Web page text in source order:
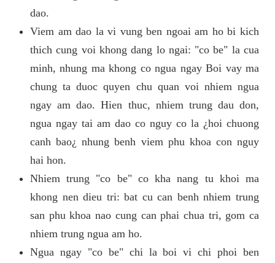
dao.
Viem am dao la vi vung ben ngoai am ho bi kich
thich cung voi khong dang lo ngai: "co be" la cua
minh, nhung ma khong co ngua ngay Boi vay ma
chung ta duoc quyen chu quan voi nhiem ngua
ngay am dao. Hien thuc, nhiem trung dau don,
ngua ngay tai am dao co nguy co la ¿hoi chuong
canh bao¿ nhung benh viem phu khoa con nguy
hai hon.
Nhiem trung "co be" co kha nang tu khoi ma
khong nen dieu tri: bat cu can benh nhiem trung
san phu khoa nao cung can phai chua tri, gom ca
nhiem trung ngua am ho.
Ngua ngay "co be" chi la boi vi chi phoi ben